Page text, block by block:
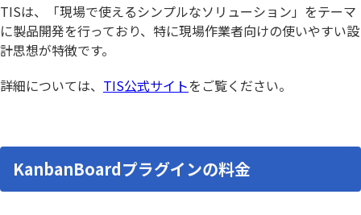
TISは、「現場で使えるシンプルなソリューション」をテーマ
に製品開発を行っており、特に現場作業者向けの使いやすい設
計思想が特徴です。
詳細については、 TIS公式サイトをご覧ください。
KanbanBoardプラグインの料金